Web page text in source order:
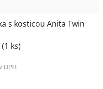
s kosticou Anita Twin
(1 ks)
DPH